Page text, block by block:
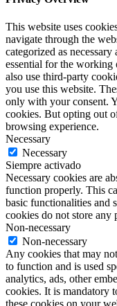
This website uses
navigate through the
categorized as
essential for the working
also use third-party
you use this website.
only with your consent.
cookies. But opting out
browsing experience.
Necessary
Necessary
Siempre activado
Necessary cookies are
function properly. This
basic functionalities and
cookies do not store any
Non-necessary
Non-necessary
Any cookies that may
to function and is used
analytics, ads, other
cookies. It is mandatory
these cookies on your